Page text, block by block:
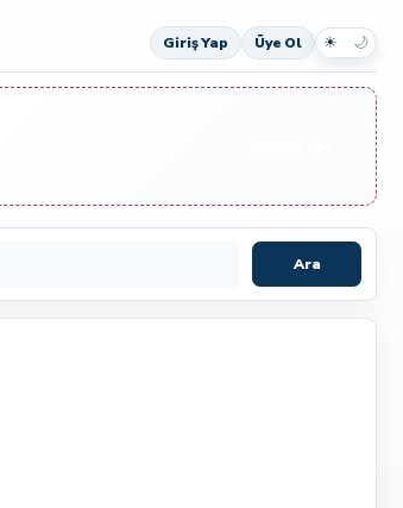
Giriş Yap Üye Ol ☀ 🌙
Ara